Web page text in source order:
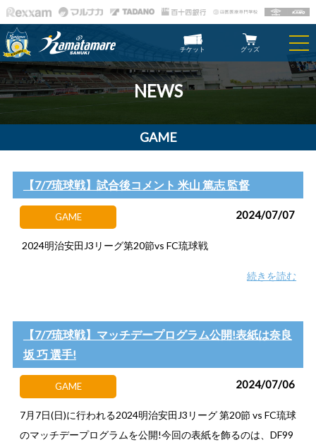
チケット グッズ
NEWS
GAME
【7/7琉球戦】試合後コメント 米山 篤志 監督
GAME 2024/07/07
2024明治安田J3リーグ第20節vs FC琉球戦
続きを読む
【7/7琉球戦】マッチデープログラム公開!表紙は奈良
坂 巧 選手!
GAME 2024/07/06
7月7日(日)に行われる2024明治安田J3リーグ 第20節 vs FC琉球
のマッチデープログラムを公開!今回の表紙を飾るのは、DF99